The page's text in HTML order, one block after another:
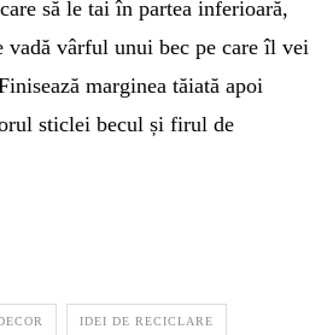
să le tai în partea inferioară,
vadă vârful unui bec pe care îl vei
marginea tăiată apoi
sticlei becul și firul de
IDEI DE RECICLARE